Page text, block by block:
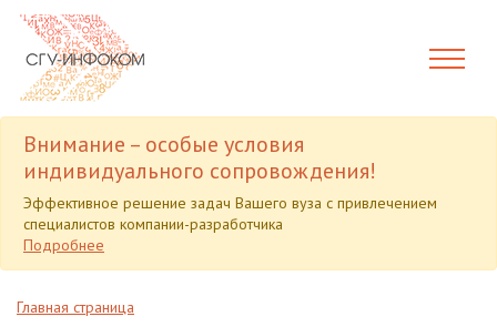
Внимание – особые условия
индивидуального сопровождения!
Эффективное решение задач Вашего вуза с привлечением
специалистов компании-разработчика
Подробнее
Главная страница